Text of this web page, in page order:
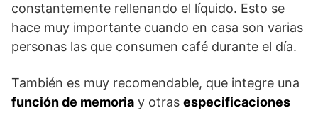
constantemente rellenando el líquido. Esto se
hace muy importante cuando en casa son varias
personas las que consumen café durante el día.
También es muy recomendable, que integre una
función de memoria y otras especificaciones